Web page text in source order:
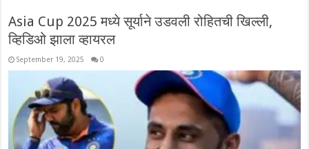
Asia Cup 2025 मध्ये सूर्याने उडवली रोहितची खिल्ली,
व्हिडिओ झाला व्हायरल
September 19, 2025 0